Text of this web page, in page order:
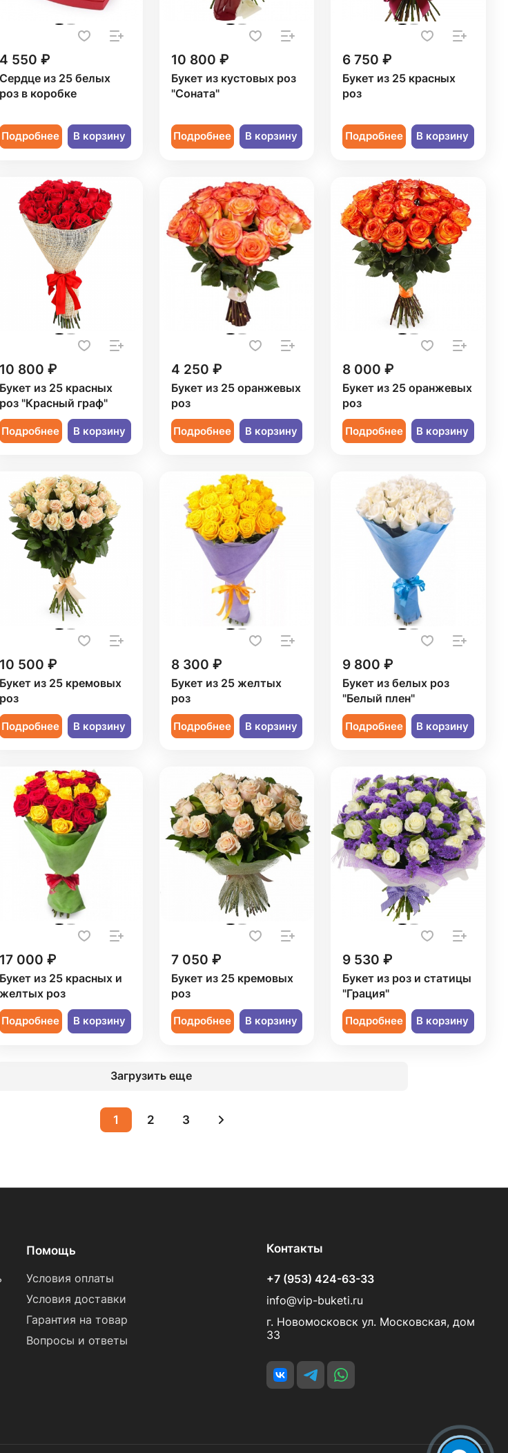
4 550 ₽
Сердце из 25 белых
роз в коробке
Подробнее В корзину
10 800 ₽
Букет из кустовых роз
"Соната"
Подробнее В корзину
6 750 ₽
Букет из 25 красных
роз
Подробнее В корзину
10 800 ₽
Букет из 25 красных
роз "Красный граф"
Подробнее В корзину
4 250 ₽
Букет из 25 оранжевых
роз
Подробнее В корзину
8 000 ₽
Букет из 25 оранжевых
роз
Подробнее В корзину
10 500 ₽
Букет из 25 кремовых
роз
Подробнее В корзину
8 300 ₽
Букет из 25 желтых
роз
Подробнее В корзину
9 800 ₽
Букет из белых роз
"Белый плен"
Подробнее В корзину
17 000 ₽
Букет из 25 красных и
желтых роз
Подробнее В корзину
7 050 ₽
Букет из 25 кремовых
роз
Подробнее В корзину
9 530 ₽
Букет из роз и статицы
"Грация"
Подробнее В корзину
Загрузить еще
1 2 3
Помощь
Условия оплаты
Условия доставки
Гарантия на товар
Вопросы и ответы
Контакты
+7 (953) 424-63-33
info@vip-buketi.ru
г. Новомосковск ул. Московская, дом
33